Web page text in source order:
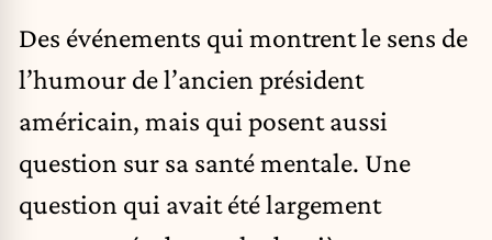
Des événements qui montrent le sens de
l’humour de l’ancien président
américain, mais qui posent aussi
question sur sa santé mentale. Une
question qui avait été largement